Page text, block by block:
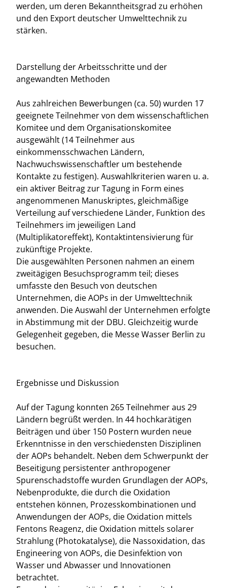
werden, um deren Bekanntheitsgrad zu erhöhen
und den Export deutscher Umwelttechnik zu
stärken.
Darstellung der Arbeitsschritte und der
angewandten Methoden
Aus zahlreichen Bewerbungen (ca. 50) wurden 17
geeignete Teilnehmer von dem wissenschaftlichen
Komitee und dem Organisationskomitee
ausgewählt (14 Teilnehmer aus
einkommensschwachen Ländern,
Nachwuchswissenschaftler um bestehende
Kontakte zu festigen). Auswahlkriterien waren u. a.
ein aktiver Beitrag zur Tagung in Form eines
angenommenen Manuskriptes, gleichmäßige
Verteilung auf verschiedene Länder, Funktion des
Teilnehmers im jeweiligen Land
(Multiplikatoreffekt), Kontaktintensivierung für
zukünftige Projekte.
Die ausgewählten Personen nahmen an einem
zweitägigen Besuchsprogramm teil; dieses
umfasste den Besuch von deutschen
Unternehmen, die AOPs in der Umwelttechnik
anwenden. Die Auswahl der Unternehmen erfolgte
in Abstimmung mit der DBU. Gleichzeitig wurde
Gelegenheit gegeben, die Messe Wasser Berlin zu
besuchen.
Ergebnisse und Diskussion
Auf der Tagung konnten 265 Teilnehmer aus 29
Ländern begrüßt werden. In 44 hochkarätigen
Beiträgen und über 150 Postern wurden neue
Erkenntnisse in den verschiedensten Disziplinen
der AOPs behandelt. Neben dem Schwerpunkt der
Beseitigung persistenter anthropogener
Spurenschadstoffe wurden Grundlagen der AOPs,
Nebenprodukte, die durch die Oxidation
entstehen können, Prozesskombinationen und
Anwendungen der AOPs, die Oxidation mittels
Fentons Reagenz, die Oxidation mittels solarer
Strahlung (Photokatalyse), die Nassoxidation, das
Engineering von AOPs, die Desinfektion von
Wasser und Abwasser und Innovationen
betrachtet.